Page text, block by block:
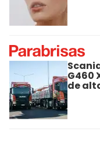
G460
de